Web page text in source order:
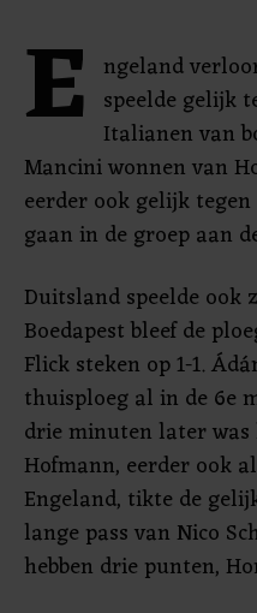
E ngeland
speelde gelijk
Italianen van
Mancini wonnen van
eerder ook gelijk
gaan in de groep aan
Duitsland speelde ook
Boedapest bleef de
Flick steken op 1-1.
thuisploeg al in de 6e
drie minuten later was
Hofmann, eerder ook
Engeland, tikte de
lange pass van Nico
hebben drie punten,